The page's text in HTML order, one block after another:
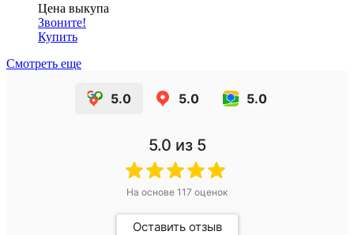
Цена выкупа
Звоните!
Купить
Смотреть еще
5.0 5.0 5.0
5.0 из 5
На основе 117 оценок
Оставить отзыв